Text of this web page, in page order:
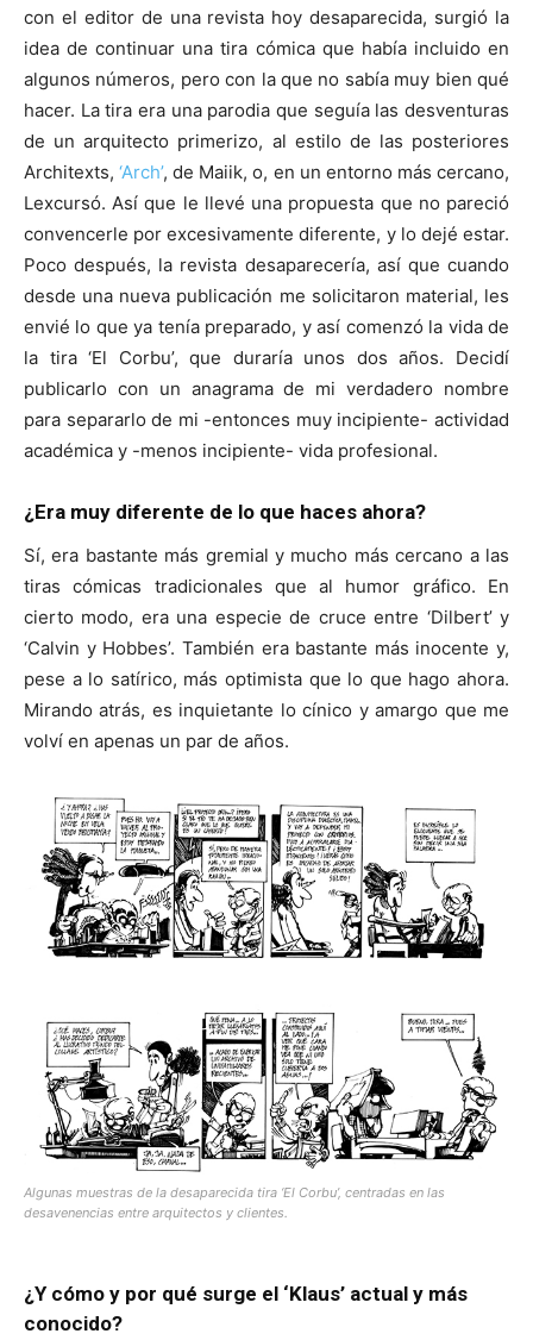
con el editor de una revista hoy desaparecida, surgió la
idea de continuar una tira cómica que había incluido en
algunos números, pero con la que no sabía muy bien qué
hacer. La tira era una parodia que seguía las desventuras
de un arquitecto primerizo, al estilo de las posteriores
Architexts,‘Arch’, de Maiik, o, en un entorno más cercano,
Lexcursó. Así que le llevé una propuesta que no pareció
convencerle por excesivamente diferente, y lo dejé estar.
Poco después, la revista desaparecería, así que cuando
desde una nueva publicación me solicitaron material, les
envié lo que ya tenía preparado, y así comenzó la vida de
la tira ‘El Corbu’, que duraría unos dos años. Decidí
publicarlo con un anagrama de mi verdadero nombre
para separarlo de mi -entonces muy incipiente- actividad
académica y -menos incipiente- vida profesional.
¿Era muy diferente de lo que haces ahora?
Sí, era bastante más gremial y mucho más cercano a las
tiras cómicas tradicionales que al humor gráfico. En
cierto modo, era una especie de cruce entre ‘Dilbert’ y
‘Calvin y Hobbes’. También era bastante más inocente y,
pese a lo satírico, más optimista que lo que hago ahora.
Mirando atrás, es inquietante lo cínico y amargo que me
volví en apenas un par de años.
Algunas muestras de la desaparecida tira ‘El Corbu’, centradas en las
desavenencias entre arquitectos y clientes.
¿Y cómo y por qué surge el ‘Klaus’ actual y más
conocido?